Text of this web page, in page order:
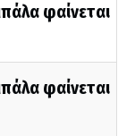
φαίνεται
φαίνεται